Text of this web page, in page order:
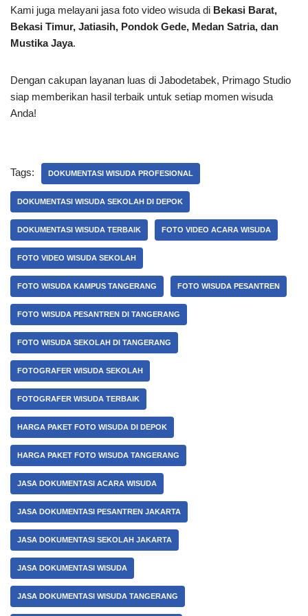
Kami juga melayani jasa foto video wisuda di Bekasi Barat,
Bekasi Timur, Jatiasih, Pondok Gede, Medan Satria, dan
Mustika Jaya.
Dengan cakupan layanan luas di Jabodetabek, Primago Studio
siap memberikan hasil terbaik untuk setiap momen wisuda
Anda!
Tags: DOKUMENTASI WISUDA PROFESIONAL
DOKUMENTASI WISUDA SEKOLAH DI DEPOK
DOKUMENTASI WISUDA TERBAIK FOTO VIDEO ACARA WISUDA
FOTO VIDEO WISUDA SEKOLAH
FOTO WISUDA KAMPUS TANGERANG FOTO WISUDA PESANTREN
FOTO WISUDA PESANTREN DI TANGERANG
FOTO WISUDA SEKOLAH DI TANGERANG
FOTOGRAFER WISUDA SEKOLAH
FOTOGRAFER WISUDA TERBAIK
HARGA PAKET FOTO WISUDA DI DEPOK
HARGA PAKET FOTO WISUDA TANGERANG
JASA DOKUMENTASI ACARA WISUDA
JASA DOKUMENTASI PESANTREN JAKARTA
JASA DOKUMENTASI SEKOLAH JAKARTA
JASA DOKUMENTASI WISUDA
JASA DOKUMENTASI WISUDA TANGERANG